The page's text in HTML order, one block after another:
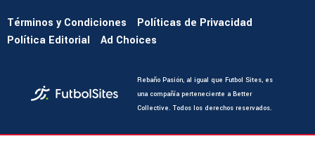
Términos y Condiciones
Políticas de Privacidad
Política Editorial
Ad Choices
Rebaño Pasión, al igual que Futbol Sites, es
una compañía perteneciente a Better
Collective. Todos los derechos reservados.